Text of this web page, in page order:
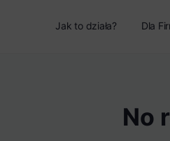
Jak to działa? Dla
No